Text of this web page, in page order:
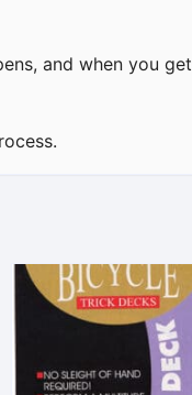
and when you get